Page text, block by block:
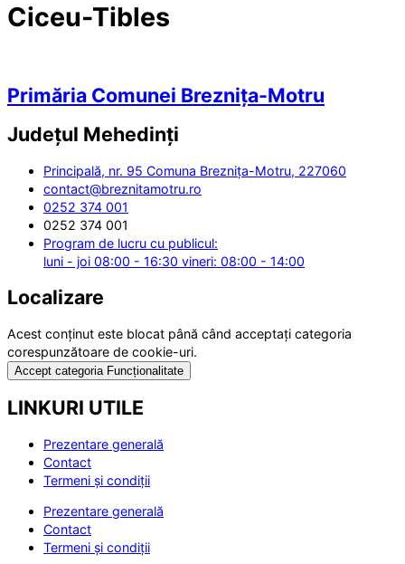
Ciceu-Tibles
Primăria Comunei Breznița-Motru
Județul Mehedinți
Principală, nr. 95 Comuna Breznița-Motru, 227060
contact@breznitamotru.ro
0252 374 001
0252 374 001
Program de lucru cu publicul:
luni - joi 08:00 - 16:30 vineri: 08:00 - 14:00
Localizare
Acest conținut este blocat până când acceptați categoria
corespunzătoare de cookie-uri.
Accept categoria Funcționalitate
LINKURI UTILE
Prezentare generală
Contact
Termeni și condiții
Prezentare generală
Contact
Termeni și condiții